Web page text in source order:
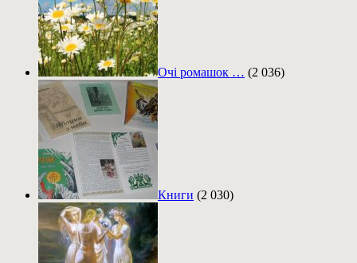
Очі ромашок … (2 036)
Книги (2 030)